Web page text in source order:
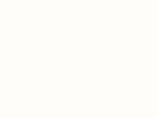
de Educación y Atención a la